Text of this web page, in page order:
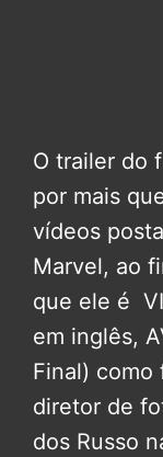
O trailer do
por mais
vídeos
Marvel, ao
que ele é
em inglês,
Final) como
diretor de
dos Russo